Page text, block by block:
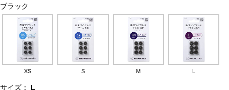
ブラック
XS S M
サイズ： L